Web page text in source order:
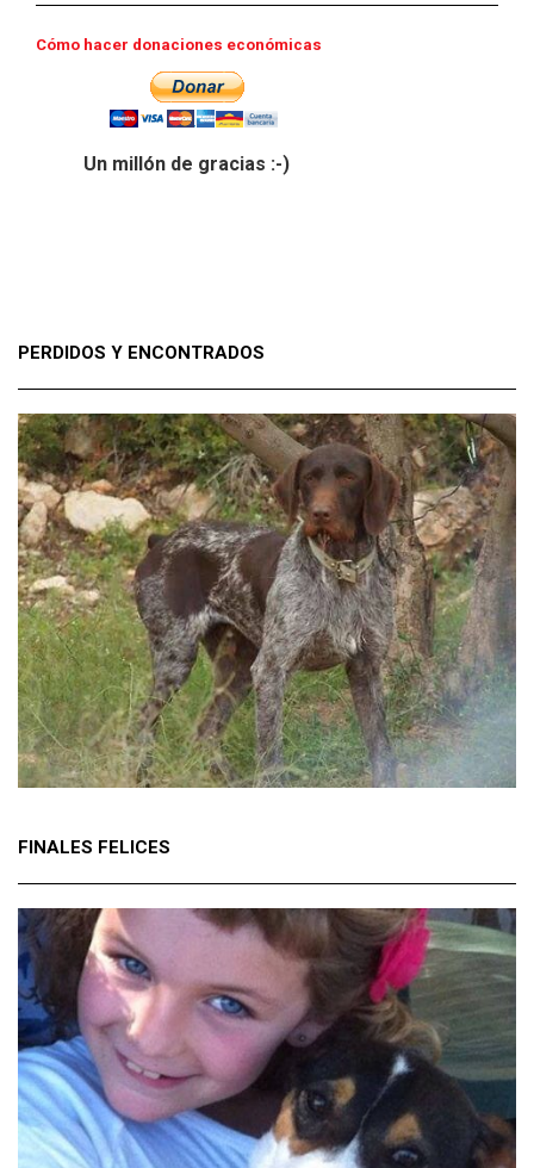
Cómo hacer donaciones económicas
Un millón de gracias :-)
PERDIDOS Y ENCONTRADOS
FINALES FELICES